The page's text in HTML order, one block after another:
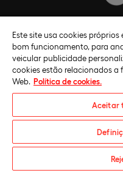
Política
Canal
Plano de
Este site usa cookies próprios
bom funcionamento, para
veicular publicidade
cookies estão relacionados a
Web. Política de cookies.
Aceitar